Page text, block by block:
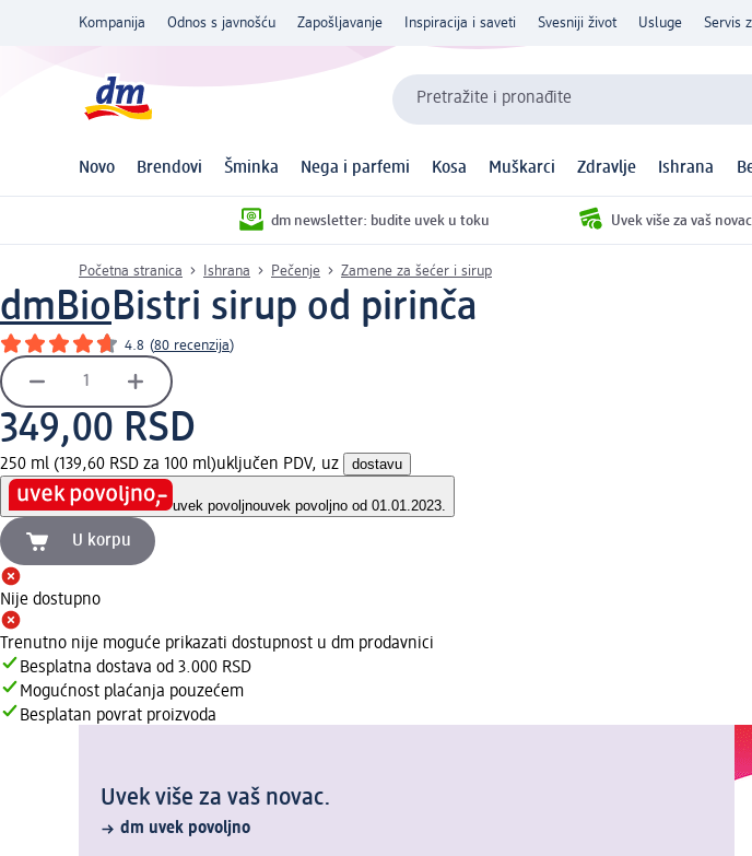
Kompanija Odnos s javnošću Zapošljavanje Inspiracija i saveti Svesniji život Usluge Servis
Pretražite i pronađite
Novo Brendovi Šminka Nega i parfemi Kosa Muškarci Zdravlje Ishrana
dm newsletter: budite uvek u toku Uvek više za vaš
Početna stranica Ishrana Pečenje Zamene za šećer i sirup
dmBioBistri sirup od pirinča
4.8 (80 recenzija)
349,00 RSD
250 ml (139,60 RSD za 100 ml)uključen PDV, uz dostavu
uvek povoljnouvek povoljno od 01.01.2023.
U korpu
Nije dostupno
Trenutno nije moguće prikazati dostupnost u dm prodavnici
Besplatna dostava od 3.000 RSD
Mogućnost plaćanja pouzećem
Besplatan povrat proizvoda
Uvek više za vaš novac.
dm uvek povoljno